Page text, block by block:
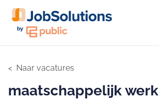
Naar vacatures
maatschappelijk werk